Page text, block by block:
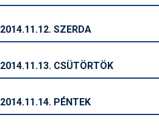
2014.11.12. SZERDA
2014.11.13. CSÜTÖRTÖK
2014.11.14. PÉNTEK